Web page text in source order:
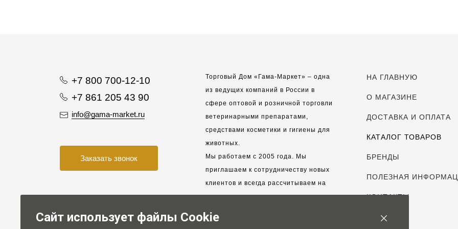
+7 800 700-12-10
+7 861 205 43 90
info@gama-market.ru
Заказать звонок
Торговый Дом «Гама-Маркет» – одна
из ведущих компаний в России в
сфере оптовой и розничной торговли
ветеринарными препаратами,
средствами косметики и гигиены для
животных.
Мы работаем с 2005 года. Мы
приглашаем к сотрудничеству новых
клиентов и всегда рассчитываем на
взаимовыгодные, долгосрочные
НА ГЛАВНУЮ
О МАГАЗИНЕ
ДОСТАВКА И ОПЛАТА
КАТАЛОГ ТОВАРОВ
БРЕНДЫ
ПОЛЕЗНАЯ
КОНТАКТЫ
Сайт использует файлы Cookie